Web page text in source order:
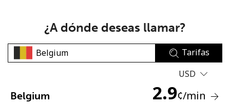
¿A dónde deseas llamar?
Tarifas
USD
Belgium 2.9¢/min